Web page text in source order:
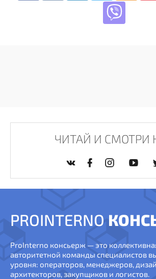
ЧИТАЙ И СМОТРИ
PROINTERNO
ProInterno консьерж — это
авторитетной команды специалистов
уровня: операторов, менеджеров,
архитекторов, закупщиков и логистов.